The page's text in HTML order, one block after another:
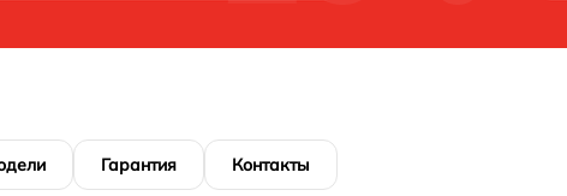
Гарантия Контакты